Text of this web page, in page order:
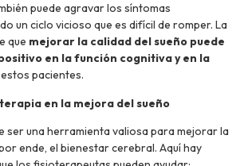
puede agravar los síntomas
un ciclo vicioso que es difícil de romper. La
que mejorar la calidad del sueño puede
en la función cognitiva y en la
pacientes.
en la mejora del sueño
ser una herramienta valiosa para mejorar la
ende, el bienestar cerebral. Aquí hay